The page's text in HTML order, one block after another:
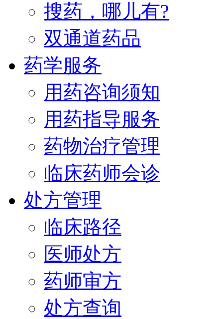
搜药，哪儿有?
双通道药品
药学服务
用药咨询须知
用药指导服务
药物治疗管理
临床药师会诊
处方管理
临床路径
医师处方
药师审方
处方查询